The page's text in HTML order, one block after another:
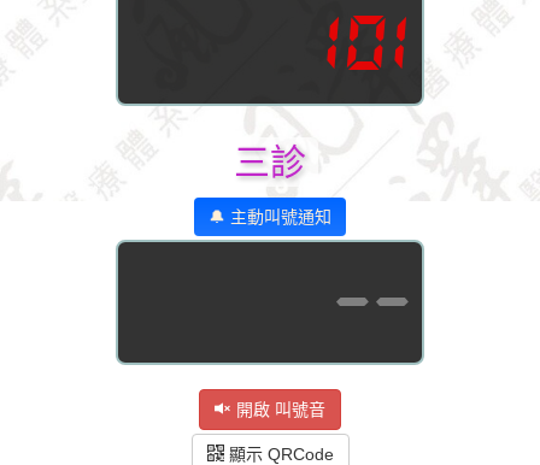
101
三診
🔔 主動叫號通知
--
開啟 叫號音
顯示 QRCode